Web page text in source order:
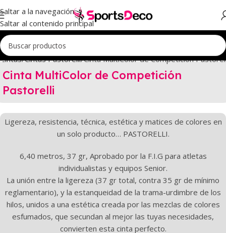
Saltar a la navegación
Saltar al contenido principal
Cintas Cintas Pastorelli Cinta MultiColor de Competición
Cinta MultiColor de Competición
Pastorelli
Ligereza, resistencia, técnica, estética y matices de colores en
un solo producto… PASTORELLI.
6,40 metros, 37 gr, Aprobado por la F.I.G para atletas
individualistas y equipos Senior.
La unión entre la ligereza (37 gr total, contra 35 gr de mínimo
reglamentario), y la estanqueidad de la trama-urdimbre de los
hilos, unidos a una estética creada por las mezclas de colores
esfumados, que secundan al mejor las tuyas necesidades,
convierten esta cinta perfecto.